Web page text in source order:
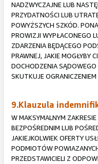
NADZWYCZAJNE LUB
PRZYDATNOŚCI LUB
POWYŻSZYCH SZKÓD.
PROWIZJI WYPŁACONEGO
ZDARZENIA BĘDĄCEGO
PRAWNEJ, JAKIE MOGŁYBY
DOCHODZENIA
SKUTKUJE
9.Klauzula
W MAKSYMALNYM
BEZPOŚREDNIM LUB
JAKIEJKOLWIEK OFERTY
PODMIOTÓW
PRZEDSTAWICIELI Z